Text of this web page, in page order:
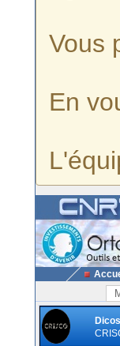
Vous
En